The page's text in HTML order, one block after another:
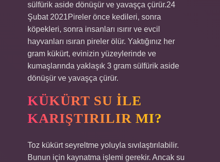
sülfürik aside dönüşür ve yavaşça çürür.24
Şubat 2021Pireler önce kedileri, sonra
köpekleri, sonra insanları ısırır ve evcil
hayvanları ısıran pireler ölür. Yaktığınız her
gram kükürt, evinizin yüzeylerinde ve
kumaşlarında yaklaşık 3 gram sülfürik aside
dönüşür ve yavaşça çürür.
KÜKÜRT SU ILE
KARIŞTIRILIR MI?
Toz kükürt seyreltme yoluyla sıvılaştırılabilir.
Bunun için kaynatma işlemi gerekir. Ancak su